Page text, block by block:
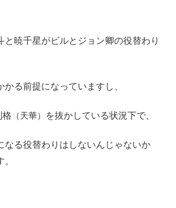
と暁千星がビルとジョン卿の役替わり
る前提になっていますし、
格 （天華） を抜かしている状況下で、
なる役替わりはしないんじゃないか